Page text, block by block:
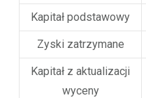
Kapitał podstawowy
Zyski zatrzymane
Kapitał z aktualizacji
wyceny